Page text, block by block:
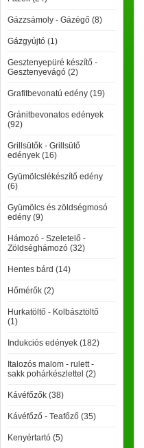
Gázzsámoly - Gázégő (8)
Gázgyújtó (1)
Gesztenyepüré készítő -
Gesztenyevágó (2)
Grafitbevonatú edény (19)
Gránitbevonatos edények
(92)
Grillsütők - Grillsütő
edények (16)
Gyümölcslékészítő edény
(6)
Gyümölcs és zöldségmosó
edény (9)
Hámozó - Szeletelő -
Zöldséghámozó (32)
Hentes bárd (14)
Hőmérők (2)
Hurkatöltő - Kolbásztöltő
(1)
Indukciós edények (182)
Italozós malom - rulett -
sakk pohárkészlettel (2)
Kávéfőzők (38)
Kávéfőző - Teafőző (35)
Kenyértartó (5)